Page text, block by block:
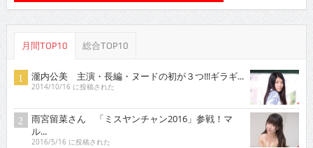
月間TOP10 総合TOP10
瀧内公美 主演・長編・ヌードの初が３つ!!!ギラギ...
2014/10/16 に投稿された
雨宮留菜さん 「ミスヤンチャン2016」参戦！マ
ル...
2016/5/16 に投稿された